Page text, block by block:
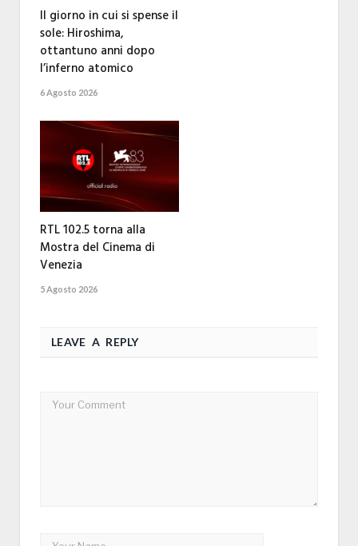
Il giorno in cui si spense il
sole: Hiroshima,
ottantuno anni dopo
l’inferno atomico
6 Agosto 2026
RTL 102.5 torna alla
Mostra del Cinema di
Venezia
5 Agosto 2026
LEAVE A REPLY